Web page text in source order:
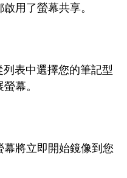
用了螢幕共享。
表中選擇您的筆記型
幕。
將立即開始鏡像到您